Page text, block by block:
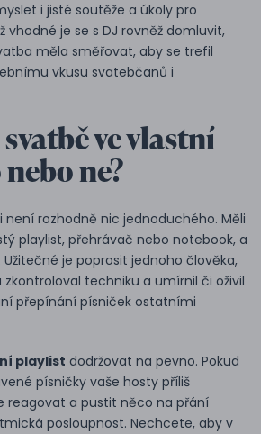
i jisté soutěže a úkoly pro
vhodné je se s DJ rovněž domluvit,
měla směřovat, aby se trefil
vkusu svatebčanů i
ve vlastní
ne?
není rozhodně nic jednoduchého. Měli
playlist, přehrávač nebo notebook, a
je poprosit jednoho člověka,
techniku a umírnil či oživil
přepínání písniček ostatními
playlist dodržovat na pevno. Pokud
písničky vaše hosty příliš
reagovat a pustit něco na přání
posloupnost. Nechcete, aby v